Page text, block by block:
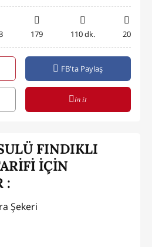
179 110 dk. 20
FB'ta Paylaş
in it
FINDIKLI
İÇİN
:
Pudra Şekeri